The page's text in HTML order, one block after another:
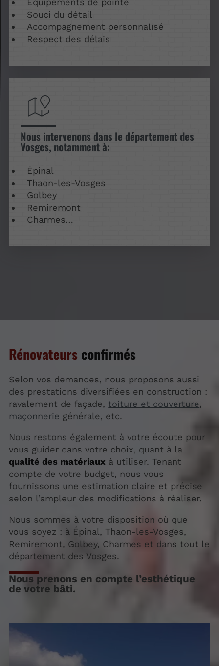
Équipements de pointe
Souci du détail
Accompagnement personnalisé
Respect des délais
Nous intervenons dans le département des
Vosges, notamment à:
Épinal
Thaon-les-Vosges
Golbey
Remiremont
Charmes…
Rénovateurs confirmés
Selon vos demandes, nous proposons aussi
des prestations diversifiées en construction :
ravalement de façade,toiture et couverture,
maçonnerie générale, etc.
Nous restons également à votre écoute pour
vous guider dans votre choix, quant à la
qualité des matériaux à utiliser. Tenant
compte de votre budget, nous vous
fournissons une estimation claire et précise
selon l’ampleur des modifications à réaliser.
Nous sommes à votre disposition où que
vous soyez : à Épinal, Thaon-les-Vosges,
Remiremont, Golbey, Charmes et dans tout le
département des Vosges.
Nous prenons en compte l’esthétique
de votre bâti.